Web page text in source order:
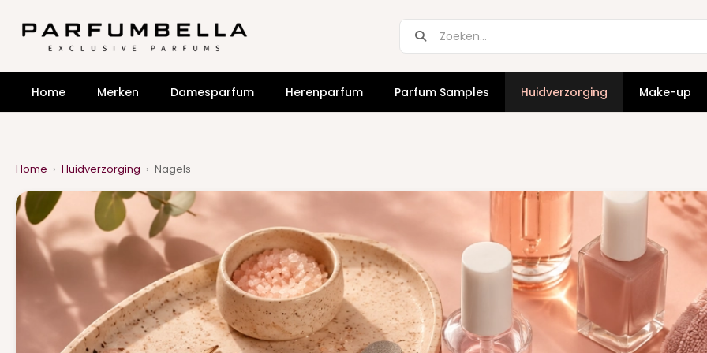
Home Merken Damesparfum Herenparfum Parfum Samples Huidverzorging Make-up
Home › Huidverzorging › Nagels